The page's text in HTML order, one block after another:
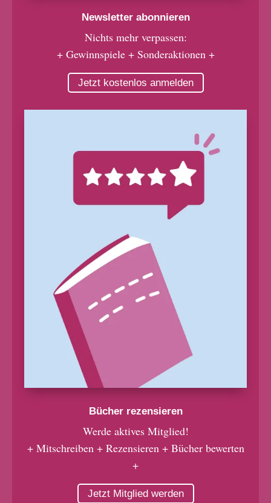
Newsletter abonnieren
Nichts mehr verpassen:
+ Gewinnspiele + Sonderaktionen +
Jetzt kostenlos anmelden
Bücher rezensieren
Werde aktives Mitglied!
+ Mitschreiben + Rezensieren + Bücher bewerten
+
Jetzt Mitglied werden